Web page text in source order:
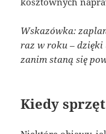
Wskazówka:
raz w roku – dzięki
zanim staną się
Kiedy